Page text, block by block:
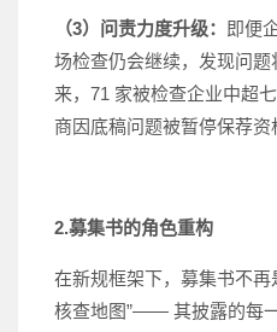
（3）问责力度升级：
即便
场检查仍会继续，发现问题
来，71 家被检查企业中超
商因底稿问题被暂停保荐资
2.募集书的角色重构
在新规框架下，募集书不再
核查地图”—— 其披露的每